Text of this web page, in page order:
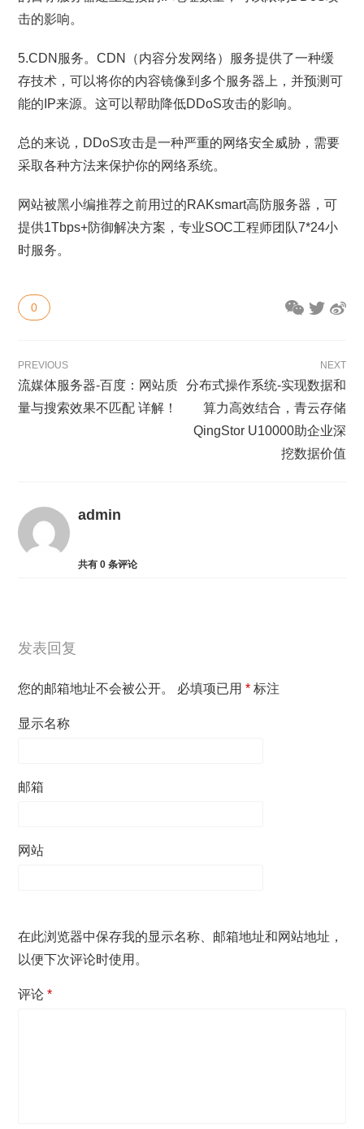
击的影响。
5.CDN服务。CDN（内容分发网络）服务提供了一种缓
存技术，可以将你的内容镜像到多个服务器上，并预测可
能的IP来源。这可以帮助降低DDoS攻击的影响。
总的来说，DDoS攻击是一种严重的网络安全威胁，需要
采取各种方法来保护你的网络系统。
网站被黑小编推荐之前用过的RAKsmart高防服务器，可
提供1Tbps+防御解决方案，专业SOC工程师团队7*24小
时服务。
0
PREVIOUS
流媒体服务器-百度：网站质
量与搜索效果不匹配 详解！
NEXT
分布式操作系统-实现数据和
算力高效结合，青云存储
QingStor U10000助企业深
挖数据价值
admin
共有0 条评论
发表回复
您的邮箱地址不会被公开。 必填项已用* 标注
显示名称
邮箱
网站
在此浏览器中保存我的显示名称、邮箱地址和网站地址，
以便下次评论时使用。
评论*